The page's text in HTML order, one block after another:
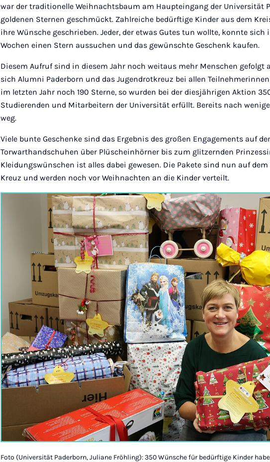
war der traditionelle Weihnachtsbaum am Haupteingang der Universität
goldenen Sternen geschmückt. Zahlreiche bedürftige Kinder aus dem
ihre Wünsche geschrieben. Jeder, der etwas Gutes tun wollte, konnte sich
Wochen einen Stern aussuchen und das gewünschte Geschenk kaufen.
Diesem Aufruf sind in diesem Jahr noch weitaus mehr Menschen gefolgt
sich Alumni Paderborn und das Jugendrotkreuz bei allen
im letzten Jahr noch 190 Sterne, so wurden bei der diesjährigen Aktion
Studierenden und Mitarbeitern der Universität erfüllt. Bereits nach
weg.
Viele bunte Geschenke sind das Ergebnis des großen Engagements auf
Torwarthandschuhen über Plüscheinhörner bis zum glitzernden
Kleidungswünschen ist alles dabei gewesen. Die Pakete sind nun auf
Kreuz und werden noch vor Weihnachten an die Kinder verteilt.
Foto (Universität Paderborn, Juliane Fröhling): 350 Wünsche für bedürftige Kinder